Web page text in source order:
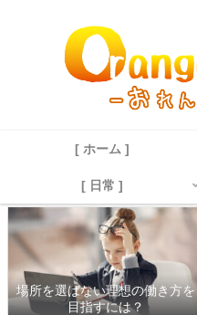
[ ホーム ]
[ 日常 ]
場所を選ばない理想の働き方を
目指すには？